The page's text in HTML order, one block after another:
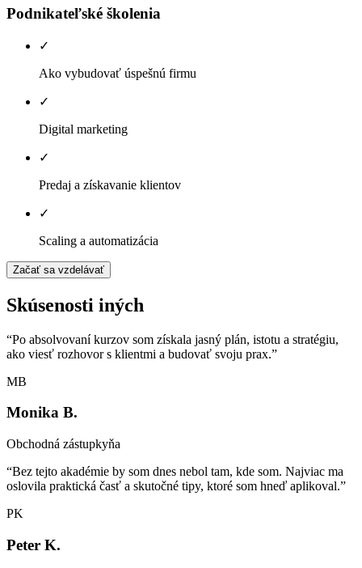
Podnikateľské školenia
✓
Ako vybudovať úspešnú firmu
✓
Digital marketing
✓
Predaj a získavanie klientov
✓
Scaling a automatizácia
Začať sa vzdelávať
Skúsenosti iných
“Po absolvovaní kurzov som získala jasný plán, istotu a stratégiu,
ako viesť rozhovor s klientmi a budovať svoju prax.”
MB
Monika B.
Obchodná zástupkyňa
“Bez tejto akadémie by som dnes nebol tam, kde som. Najviac ma
oslovila praktická časť a skutočné tipy, ktoré som hneď aplikoval.”
PK
Peter K.